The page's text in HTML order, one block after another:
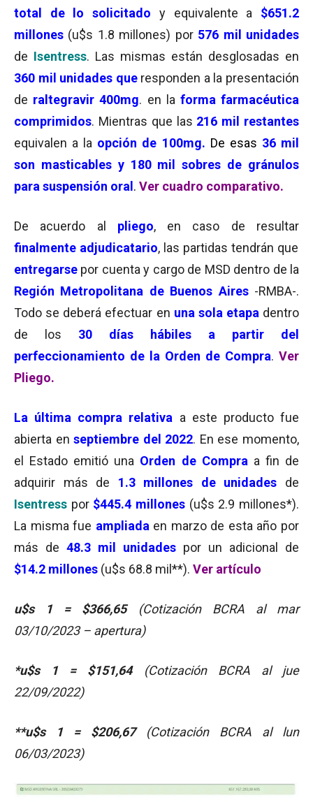
total de lo solicitado y equivalente a $651.2
millones (u$s 1.8 millones) por576 mil
unidades
de Isentress. Las mismas están desglosadas en
360 mil unidades queresponden a la presentación
de raltegravir 400mg. en la forma farmacéutica
comprimidos. Mientras que las 216 mil
restantes
equivalen a la opción de 100mg. De esas 36 mil
son masticables y 180 mil sobres de gránulos
para suspensión oral . Ver cuadro comparativo.
De acuerdo al pliego, en caso de resultar
finalmente adjudicatario, las partidas tendrán que
entregarse por cuenta y cargo de MSD dentro de la
Región Metropolitana de Buenos Aires-RMBA-.
Todo se deberá efectuar en una sola etapa dentro
de los 30 días hábiles a partir del
perfeccionamiento de la Orden de Compra. Ver
Pliego.
La última compra relativa a este producto fue
abierta en septiembre del 2022. En ese momento,
el Estado emitió una Orden de Compra a fin de
adquirir más de 1.3 millones de unidades
de
Isentress por $445.4 millones (u$s 2.9 millones*).
La misma fue ampliada en marzo de esta año por
más de 48.3 mil unidades por un adicional de
$14.2 millones (u$s 68.8 mil**). Ver artículo
u$s 1 = $366,65(Cotización BCRA al mar
03/10/2023 – apertura)
*u$s 1 = $151,64
(Cotización BCRA al jue
22/09/2022)
**u$s 1 = $206,67 (Cotización BCRA al lun
06/03/2023)